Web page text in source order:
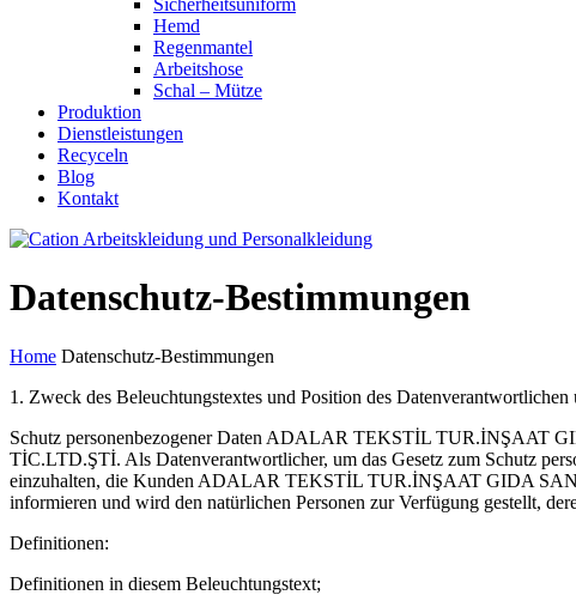
Sicherheitsuniform
Hemd
Regenmantel
Arbeitshose
Schal – Mütze
Produktion
Dienstleistungen
Recyceln
Blog
Kontakt
Datenschutz-Bestimmungen
Home Datenschutz-Bestimmungen
1. Zweck des Beleuchtungstextes und Position des Datenverantwortlichen
Schutz personenbezogener Daten ADALAR TEKSTİL
TİC.LTD.ŞTİ. Als Datenverantwortlicher, um das Gesetz zum Schutz
einzuhalten, die Kunden ADALAR TEKSTİL TUR.İNŞAAT GIDA
informieren und wird den natürlichen Personen zur Verfügung gestellt,
Definitionen:
Definitionen in diesem Beleuchtungstext;